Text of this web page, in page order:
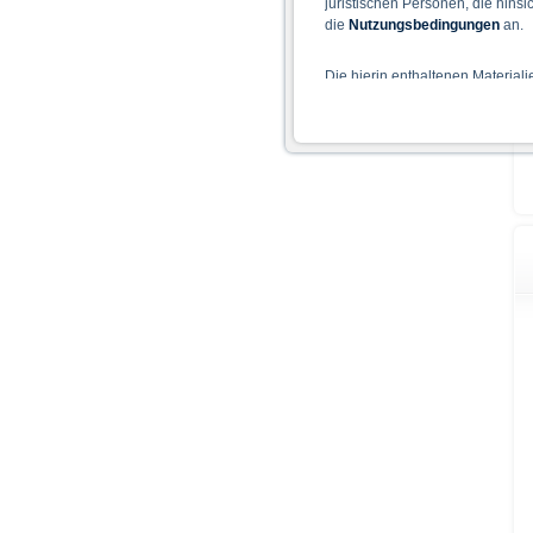
juristischen Personen, die
die Nutzungsbedingungen an.
Die hierin enthaltenen
Der Zugang zu auf diesen
Hinweise für die Nutzung
Verkaufsdokument der
Alle Meinungsäußerungen
Wie im jeweiligen
Rechtsordnungen
Personen oder in den USA
Die auf der X-markets
den jeweils anwendbaren